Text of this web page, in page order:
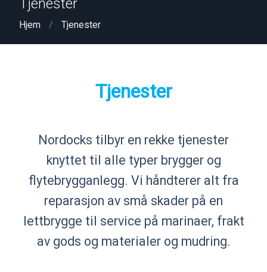
Tjenester
Hjem Tjenester
Tjenester
Nordocks tilbyr en rekke tjenester
knyttet til alle typer brygger og
flytebrygganlegg. Vi håndterer alt fra
reparasjon av små skader på en
lettbrygge til service på marinaer, frakt
av gods og materialer og mudring.